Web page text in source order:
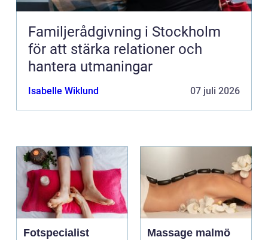
Familjerådgivning i Stockholm
för att stärka relationer och
hantera utmaningar
Isabelle Wiklund 07 juli 2026
Fotspecialist
Massage malmö